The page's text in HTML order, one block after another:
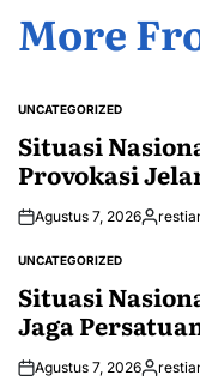
More
POSTED
UNCATEGORIZED
Situasi
Provokasi
Agustus 7, 2026Posted
POSTED
UNCATEGORIZED
Situasi
Jaga
Agustus 7, 2026Posted